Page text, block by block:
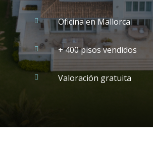
 Oficina en Mallorca
 + 400 pisos vendidos
 Valoración gratuita